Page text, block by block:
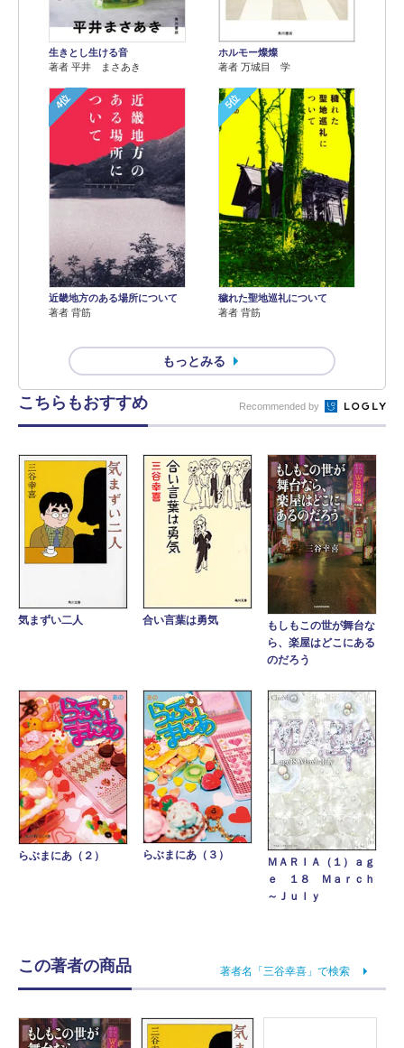
生きとし生ける音
著者 平井 まさあき
ホルモー燦燦
著者 万城目 学
4位
近畿地方のある場所について
著者 背筋
5位
穢れた聖地巡礼について
著者 背筋
もっとみる
こちらもおすすめ Recommended by
気まずい二人 合い言葉は勇気
もしもこの世が舞台な
ら、楽屋はどこにある
のだろう
らぶまにあ（２） らぶまにあ（３）
ＭＡＲＩＡ（１）ａｇ
ｅ １８ Ｍａｒｃｈ
～Ｊｕｌｙ
この著者の商品 著者名「三谷幸喜」で検索